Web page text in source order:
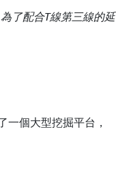
了配合T線第三線的延
一個大型挖掘平台，